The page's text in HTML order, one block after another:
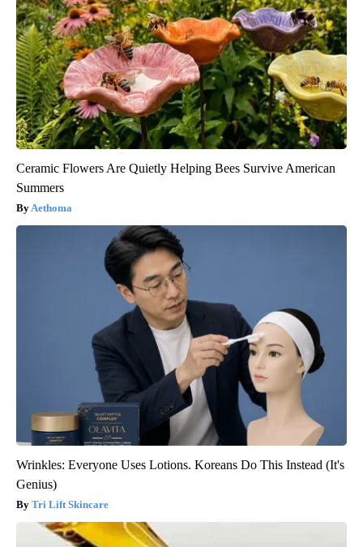
Ceramic Flowers Are Quietly Helping Bees Survive American
Summers
Aethoma
Wrinkles: Everyone Uses Lotions. Koreans Do This Instead (It's
Genius)
Tri Lift Skincare